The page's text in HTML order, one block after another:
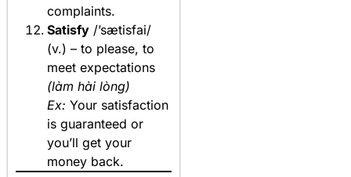
complaints.
Satisfy /’sætisfai/
(v.) – to please, to
meet expectations
(làm hài lòng)
Ex: Your satisfaction
is guaranteed or
you’ll get your
money back.